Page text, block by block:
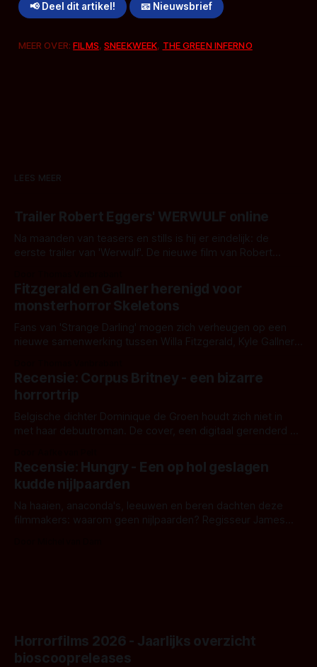
📢 Deel dit artikel! 📧 Nieuwsbrief
MEER OVER:FILMS,SNEEKWEEK, THE GREEN INFERNO
LEES MEER
Trailer Robert Eggers' WERWULF online
Na maanden van teasers en stills is hij er eindelijk: de
eerste trailer van 'Werwulf'. De nieuwe film van Robert
kille stijl vol folklore en mythe. Het topic deze keer is (kon
het het al raden?)... de weerwolf. Kijk je mee?
Fitzgerald en Gallner herenigd voor
monsterhorror Skeletons
Fans van 'Strange Darling' mogen zich verheugen op een
nieuwe samenwerking tussen Willa Fitzgerald, Kyle Gallner
'Skeletons', een nieuwe creature feature waarvoor de
opnames zijn gestart in Australië.
Recensie: Corpus Britney - een bizarre
horrortrip
Belgische dichter Dominique de Groen houdt zich niet in
met haar debuutroman. De cover, een digitaal gerenderd en
achtergrond, belooft iets kleurrijks maar onheilspellends,
iets ongrijpbaars. En dat maakt De Groen met ieder woord
waar.
Recensie: Hungry - Een op hol geslagen
kudde nijlpaarden
Na haaien, anaconda's, leeuwen en beren dachten deze
filmmakers: waarom geen nijlpaarden? Regisseur James
Horrorfilms 2026 - Jaarlijks overzicht
bioscoopreleases